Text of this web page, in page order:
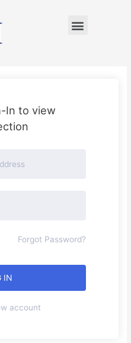
In to view
Forgot Password?
account